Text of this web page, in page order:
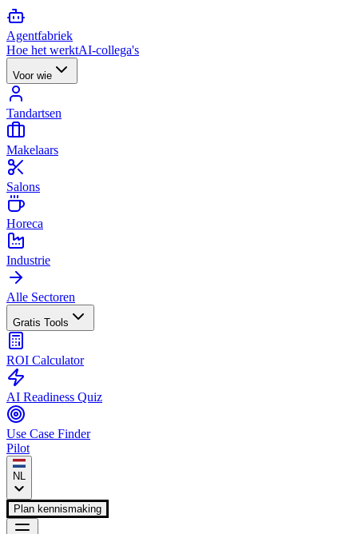
Agentfabriek
Hoe het werktAI-collega's
Voor wie
Tandartsen
Makelaars
Salons
Horeca
Industrie
Alle Sectoren
Gratis Tools
ROI Calculator
AI Readiness Quiz
Use Case Finder
Pilot
NL
Plan kennismaking